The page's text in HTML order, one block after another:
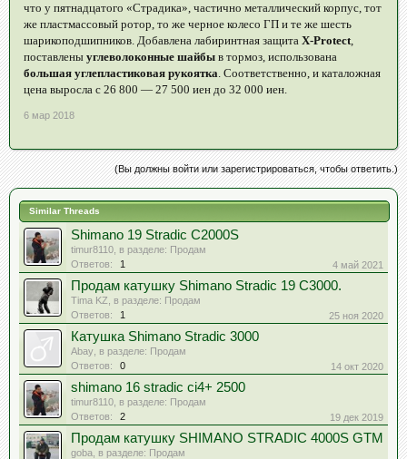
что у пятнадцатого «Страдика», частично металлический корпус, тот
же пластмассовый ротор, то же черное колесо ГП и те же шесть
шарикоподшипников. Добавлена лабиринтная защита X-Protect,
поставлены углеволоконные шайбы в тормоз, использована
большая углепластиковая рукоятка. Соответственно, и каталожная
цена выросла с 26 800 — 27 500 иен до 32 000 иен.
6 мар 2018
(Вы должны войти или зарегистрироваться, чтобы ответить.)
Similar Threads
Shimano 19 Stradic C2000S
timur8110 , в разделе: Продам
Ответов:
1 4 май 2021
Продам катушку Shimano Stradic 19 C3000.
Tima KZ , в разделе: Продам
Ответов:
1 25 ноя 2020
Катушка Shimano Stradic 3000
Abay , в разделе: Продам
Ответов:
0 14 окт 2020
shimano 16 stradic ci4+ 2500
timur8110 , в разделе: Продам
Ответов:
2 19 дек 2019
Продам катушку SHIMANO STRADIC 4000S GTM
goba , в разделе: Продам